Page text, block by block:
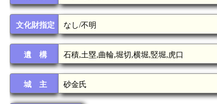
文化財指定 なし/不明
遺 構 石積,土塁,曲輪,堀切,横堀,竪堀,虎口
城 主 砂金氏